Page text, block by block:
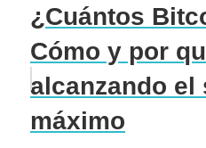
¿Cuántos
Cómo y por
alcanzando el
máximo